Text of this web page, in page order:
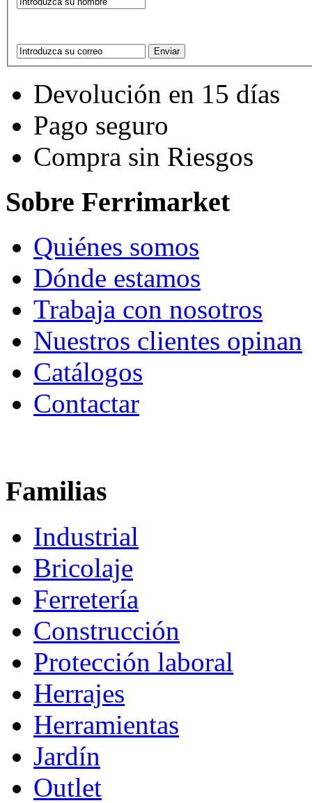
Devolución en 15 días
Pago seguro
Compra sin Riesgos
Sobre Ferrimarket
Quiénes somos
Dónde estamos
Trabaja con nosotros
Nuestros clientes opinan
Catálogos
Contactar
Familias
Industrial
Bricolaje
Ferretería
Construcción
Protección laboral
Herrajes
Herramientas
Jardín
Outlet